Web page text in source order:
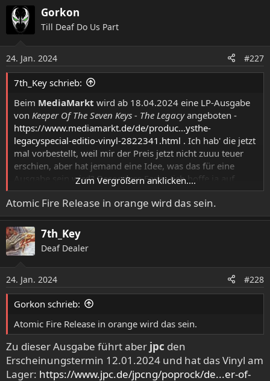
Gorkon
Till Deaf Do Us Part
24. Jan. 2024 #227
7th_Key schrieb:
Beim MediaMarkt wird ab 18.04.2024 eine LP-Ausgabe
von Keeper Of The Seven Keys - The Legacyangeboten -
https://www.mediamarkt.de/de/produc...ysthe-
legacyspecial-editio-vinyl-2822341.html . Ich hab' die jetzt
mal vorbestellt, weil mir der Preis jetzt nicht zuuu teuer
erschien, aber hat jemand eine Idee, was das für eine
Ausgabe sein wird? Besondere Farbe (ich hoffe ja auf
schwarz
)?
Zum Vergrößern anklicken....
Atomic Fire Release in orange wird das sein.
7th_Key
Deaf Dealer
24. Jan. 2024 #228
Gorkon schrieb:
Atomic Fire Release in orange wird das sein.
Zu dieser Ausgabe führt aber jpc den
Erscheinungstermin 12.01.2024 und hat das Vinyl am
Lager: https://www.jpc.de/jpcng/poprock/de...er-of-